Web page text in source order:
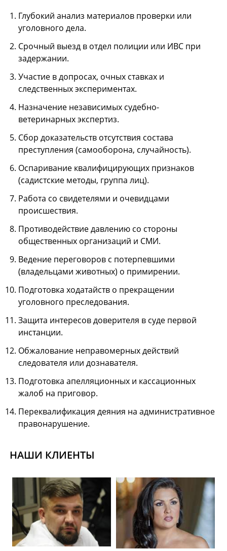
Глубокий анализ материалов проверки или
уголовного дела.
Срочный выезд в отдел полиции или ИВС при
задержании.
Участие в допросах, очных ставках и
следственных экспериментах.
Назначение независимых судебно-
ветеринарных экспертиз.
Сбор доказательств отсутствия состава
преступления (самооборона, случайность).
Оспаривание квалифицирующих признаков
(садистские методы, группа лиц).
Работа со свидетелями и очевидцами
происшествия.
Противодействие давлению со стороны
общественных организаций и СМИ.
Ведение переговоров с потерпевшими
(владельцами животных) о примирении.
Подготовка ходатайств о прекращении
уголовного преследования.
Защита интересов доверителя в суде первой
инстанции.
Обжалование неправомерных действий
следователя или дознавателя.
Подготовка апелляционных и кассационных
жалоб на приговор.
Переквалификация деяния на административное
правонарушение.
НАШИ КЛИЕНТЫ